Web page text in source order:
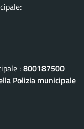
:800187500
Polizia municipale